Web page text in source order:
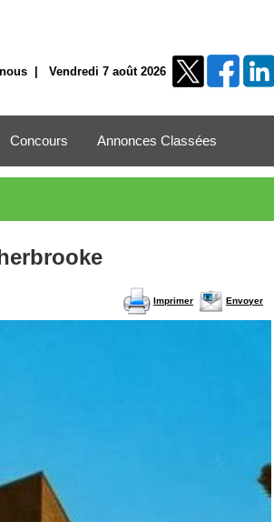
| Vendredi 7 août 2026
Concours Annonces Classées
Imprimer Envoyer